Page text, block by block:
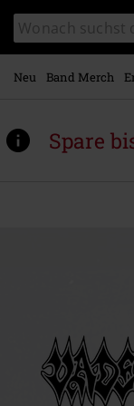
springen
Katalog
durchsuchen
Neu Band Merch
Spare